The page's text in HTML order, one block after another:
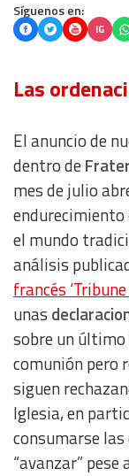
Síguenos en:
IG
Las
El anuncio de
dentro de
mes de julio
endurecimiento
el mundo
análisis
francés
unas
sobre un
comunión pero
siguen
Iglesia, en
consumarse
“avanzar”